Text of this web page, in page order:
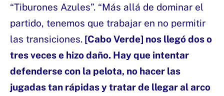
“Tiburones Azules”. “Más allá de dominar el
partido, tenemos que trabajar en no permitir
las transiciones. [Cabo Verde] nos llegó dos o
tres veces e hizo daño. Hay que intentar
defenderse con la pelota, no hacer las
jugadas tan rápidas y tratar de llegar al arco